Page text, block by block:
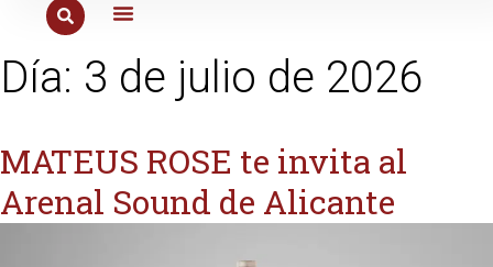
Día: 3 de julio de 2026
MATEUS ROSE te invita al
Arenal Sound de Alicante